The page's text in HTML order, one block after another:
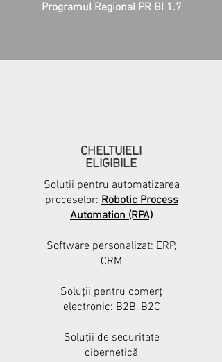
Programul Regional PR BI 1.7
CHELTUIELI
ELIGIBILE
Soluţii pentru automatizarea
proceselor:Robotic Process
Automation (RPA)
Software personalizat: ERP,
CRM
Soluţii pentru comerţ
electronic: B2B, B2C
Soluții de securitate
cibernetică